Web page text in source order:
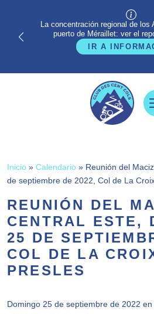
La concentración regional de los
puerto de Méraillet: ver el
IR A
Inicio » Calendario » Reunión del
de septiembre de 2022, Col de La
REUNIÓN DEL
CENTRAL ESTE,
25 DE
COL DE LA
PRESLES
Domingo 25 de septiembre de 2022